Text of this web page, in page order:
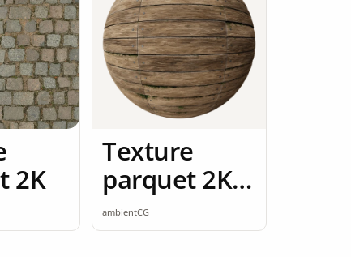
2K
Texture
parquet 2K
seamless
ambientCG